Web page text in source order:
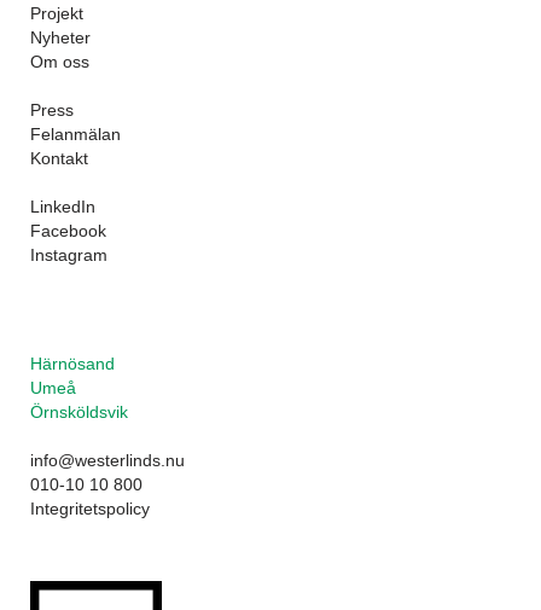
Projekt
Nyheter
Om oss
Press
Felanmälan
Kontakt
LinkedIn
Facebook
Instagram
Härnösand
Umeå
Örnsköldsvik
info@westerlinds.nu
010-10 10 800
Integritetspolicy